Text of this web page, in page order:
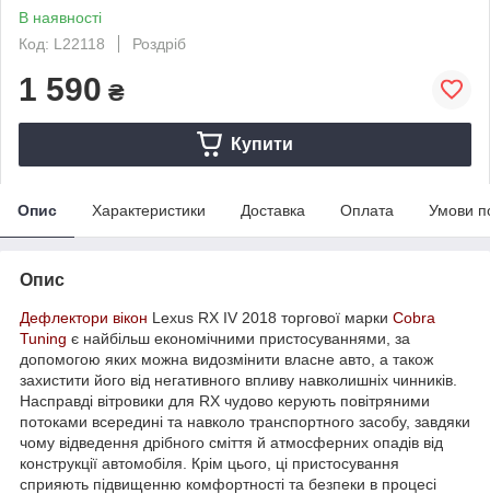
В наявності
Код: L22118
Роздріб
1 590 ₴
Купити
Опис Характеристики Доставка Оплата Умови
Опис
Дефлектори вікон Lexus RX IV 2018 торгової марки Cobra
Tuning є найбільш економічними пристосуваннями, за
допомогою яких можна видозмінити власне авто, а також
захистити його від негативного впливу навколишніх чинників.
Насправді вітровики для RX чудово керують повітряними
потоками всередині та навколо транспортного засобу, завдяки
чому відведення дрібного сміття й атмосферних опадів від
конструкції автомобіля. Крім цього, ці пристосування
сприяють підвищенню комфортності та безпеки в процесі